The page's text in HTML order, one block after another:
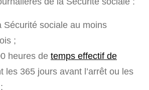
Sécurité sociale au moins
;
heures de temps effectif de
les 365 jours avant l’arrêt ou les